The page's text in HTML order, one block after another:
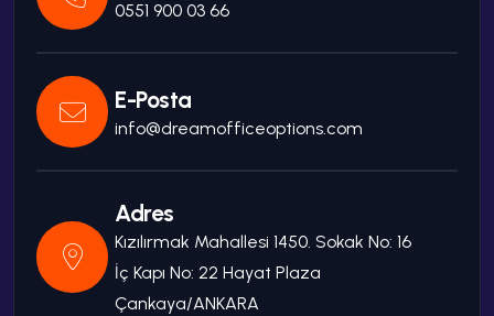
0551 900 03 66
E-Posta
info@dreamofficeoptions.com
Adres
Kızılırmak Mahallesi 1450. Sokak No: 16
İç Kapı No: 22 Hayat Plaza
Çankaya/ANKARA